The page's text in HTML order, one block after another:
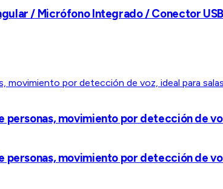
/ Micrófono Integrado / Conector
movimiento por detección de
movimiento por detección de